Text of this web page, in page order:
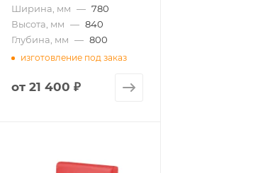
Ширина, мм — 780
Высота, мм — 840
Глубина, мм — 800
изготовление под заказ
от21 400 ₽